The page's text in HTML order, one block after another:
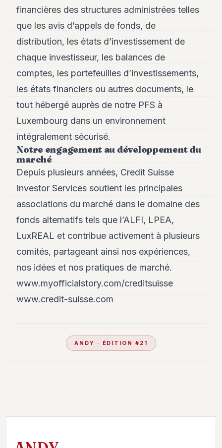
financières des structures administrées telles
que les avis d’appels de fonds, de
distribution, les états d’investissement de
chaque investisseur, les balances de
comptes, les portefeuilles d’investissements,
les états financiers ou autres documents, le
tout hébergé auprès de notre PFS à
Luxembourg dans un environnement
intégralement sécurisé.
Notre engagement au développement du
marché
Depuis plusieurs années, Credit Suisse
Investor Services soutient les principales
associations du marché dans le domaine des
fonds alternatifs tels que l’ALFI, LPEA,
LuxREAL et contribue activement à plusieurs
comités, partageant ainsi nos expériences,
nos idées et nos pratiques de marché.
www.myofficialstory.com/creditsuisse
www.credit-suisse.com
ANDY · ÉDITION # 21